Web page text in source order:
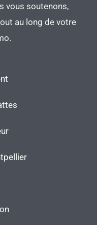
vous soutenons,
au long de votre